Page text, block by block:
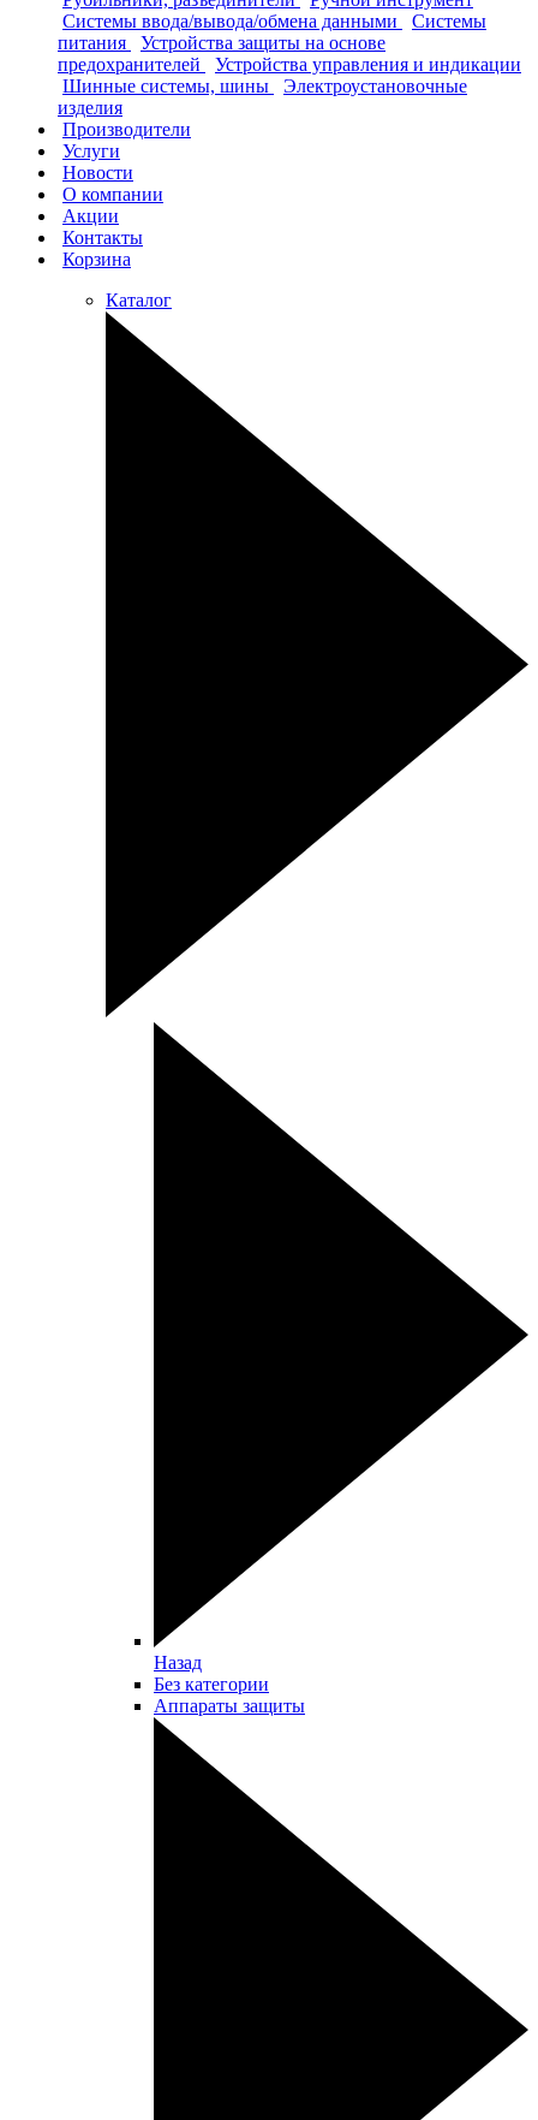
Системы ввода/вывода/обмена данными
Системы
питания
Устройства защиты на основе
предохранителей
Устройства управления и индикации
Шинные системы, шины
Электроустановочные
изделия
Производители
Услуги
Новости
О компании
Акции
Контакты
Корзина
Каталог
Назад
Без категории
Аппараты защиты